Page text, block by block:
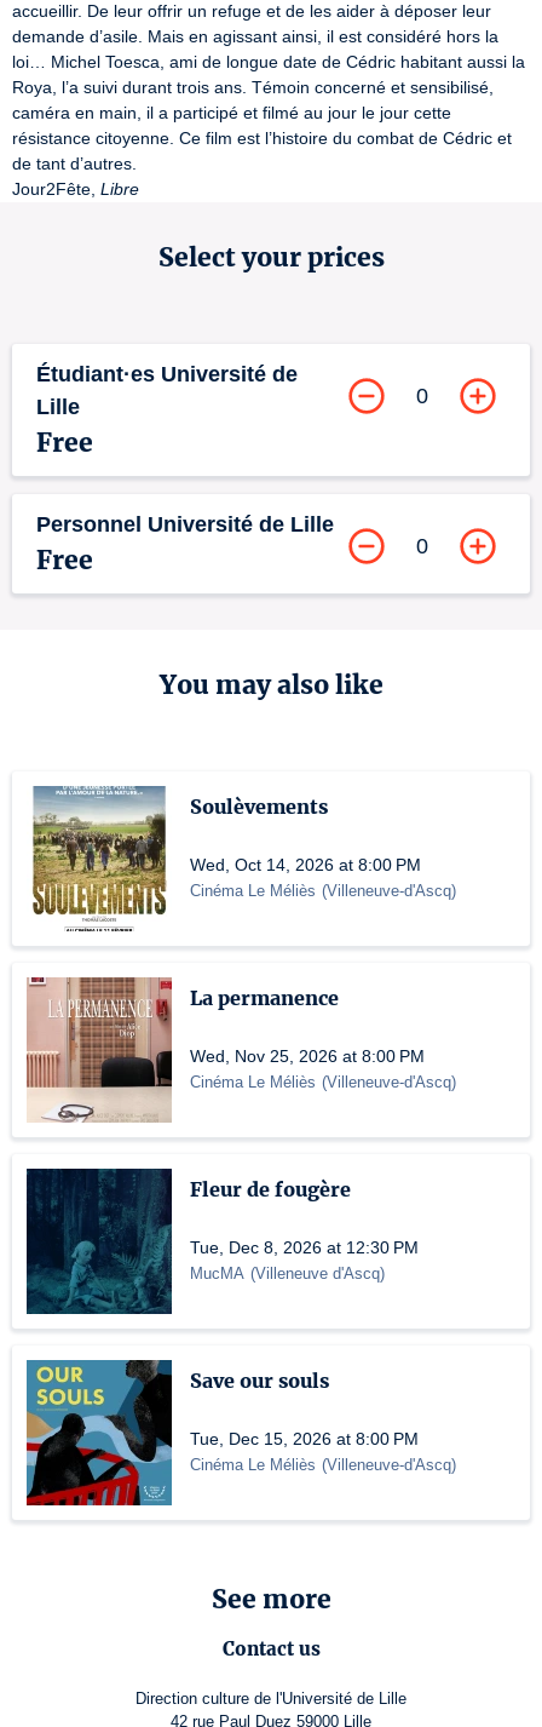
accueillir. De leur offrir un refuge et de les aider à déposer leur
demande d’asile. Mais en agissant ainsi, il est considéré hors la
loi… Michel Toesca, ami de longue date de Cédric habitant aussi la
Roya, l’a suivi durant trois ans. Témoin concerné et sensibilisé,
caméra en main, il a participé et filmé au jour le jour cette
résistance citoyenne. Ce film est l’histoire du combat de Cédric et
de tant d’autres.
Jour2Fête, Libre
Select your prices
Étudiant·es Université de
Lille
Free
0
Personnel Université de Lille
Free 0
You may also like
Soulèvements
Wed, Oct 14, 2026 at 8:00 PM
Cinéma Le Méliès (Villeneuve-d'Ascq)
La permanence
Wed, Nov 25, 2026 at 8:00 PM
Cinéma Le Méliès (Villeneuve-d'Ascq)
Fleur de fougère
Tue, Dec 8, 2026 at 12:30 PM
MucMA (Villeneuve d'Ascq)
Save our souls
Tue, Dec 15, 2026 at 8:00 PM
Cinéma Le Méliès (Villeneuve-d'Ascq)
See more
Contact us
Direction culture de l'Université de Lille
42 rue Paul Duez 59000 Lille